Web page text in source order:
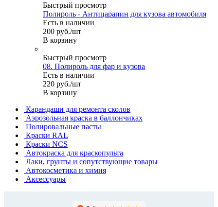
Быстрый просмотр
Полироль - Антицарапин для кузова автомобиля
Есть в наличии
200 руб./шт
В корзину
Быстрый просмотр
08. Полироль для фар и кузова
Есть в наличии
220 руб./шт
В корзину
Карандаши для ремонта сколов
Аэрозольная краска в баллончиках
Полировальные пасты
Краски RAL
Краски NCS
Автокраска для краскопульта
Лаки, грунты и сопутствующие товары
Автокосметика и химия
Аксессуары